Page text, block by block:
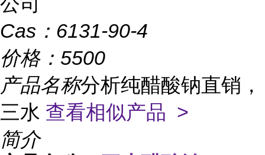
Cas： 6131-90-4
价格： 5500
产品名称分析纯醋酸钠直销，
三水 查看相似产品 >
简介